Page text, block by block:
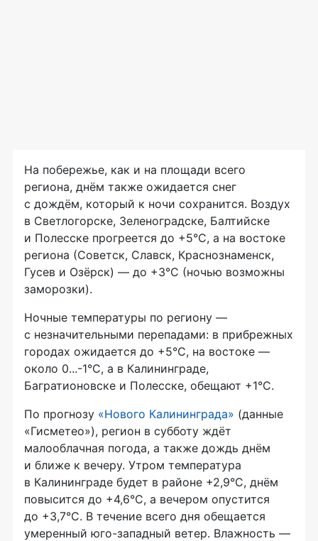
На побережье, как и на площади всего
региона, днём также ожидается снег
с дождём, который к ночи сохранится. Воздух
в Светлогорске, Зеленоградске, Балтийске
и Полесске прогреется до +5°C, а на востоке
региона (Советск, Славск, Краснознаменск,
Гусев и Озёрск) — до +3°C (ночью возможны
заморозки).
Ночные температуры по региону —
с незначительными перепадами: в прибрежных
городах ожидается до +5°C, на востоке —
около 0...-1°C, а в Калининграде,
Багратионовске и Полесске, обещают +1°C.
По прогнозу «Нового Калининграда» (данные
«Гисметео»), регион в субботу ждёт
малооблачная погода, а также дождь днём
и ближе к вечеру. Утром температура
в Калининграде будет в районе +2,9°C, днём
повысится до +4,6°C, а вечером опустится
до +3,7°C. В течение всего дня обещается
умеренный юго-западный ветер. Влажность —